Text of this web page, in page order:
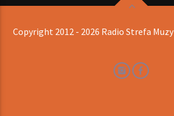
Copyright 2012 - 2026 Radio Strefa Muzy